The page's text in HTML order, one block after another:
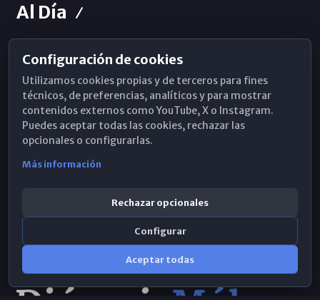
Al Día
Horarios de Misa
Hemeroteca
WhatsApp
Configuración de cookies
Utilizamos cookies propias y de terceros para fines
técnicos, de preferencias, analíticos y para mostrar
contenidos externos como YouTube, X o Instagram.
Puedes aceptar todas las cookies, rechazar las
opcionales o configurarlas.
Más información
Rechazar opcionales
Configurar
Aceptar todas